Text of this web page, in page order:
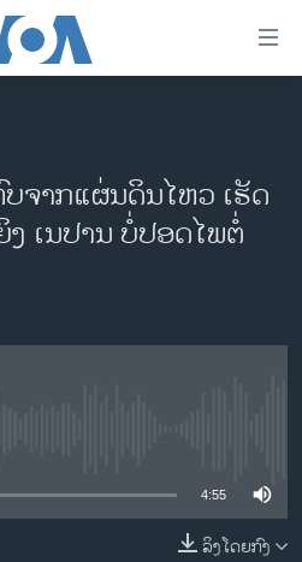
ຫະລັດ 2024
ຈາກແຜ່ນດິນໄຫວ ເຮັດ
ເນປານ ບໍ່ປອດໄພຕໍ່
4:55
ລິງໂດຍກົງ